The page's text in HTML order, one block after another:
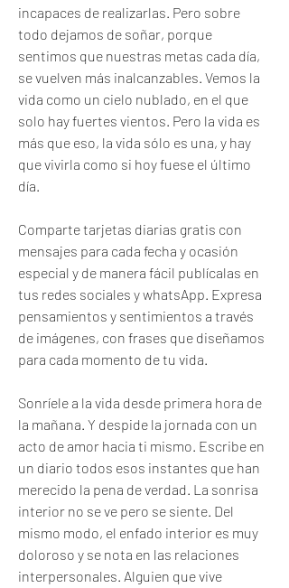
incapaces de realizarlas. Pero sobre
todo dejamos de soñar, porque
sentimos que nuestras metas cada día,
se vuelven más inalcanzables. Vemos la
vida como un cielo nublado, en el que
solo hay fuertes vientos. Pero la vida es
más que eso, la vida sólo es una, y hay
que vivirla como si hoy fuese el último
día.
Comparte tarjetas diarias gratis con
mensajes para cada fecha y ocasión
especial y de manera fácil publícalas en
tus redes sociales y whatsApp. Expresa
pensamientos y sentimientos a través
de imágenes, con frases que diseñamos
para cada momento de tu vida.
Sonríele a la vida desde primera hora de
la mañana. Y despide la jornada con un
acto de amor hacia ti mismo. Escribe en
un diario todos esos instantes que han
merecido la pena de verdad. La sonrisa
interior no se ve pero se siente. Del
mismo modo, el enfado interior es muy
doloroso y se nota en las relaciones
interpersonales. Alguien que vive